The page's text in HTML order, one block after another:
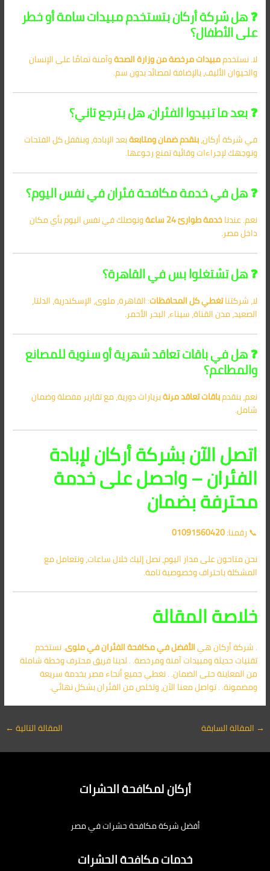
❓ هل شركة أركان بتستخدم مبيدات سامة أو خطر
على الأطفال؟
لا. نستخدممبيدات مرخصة من وزارة الصحةوآمنة تمامًا على الإنسان
والحيوان الأليف، بالإضافة لمصائد بدون سم.
❓ بعد ما تبيدوا الفئران، هل بترجع تاني؟
في شركة أركان،بنقدم ضمان ومتابعةبعد الإبادة، وبنقفل كل الفتحات
ونوجهك لإجراءات وقائية تمنع رجوعها.
❓ هل في خدمة مكافحة فئران في نفس اليوم؟
نعم. عندناخدمة طوارئ 24 ساعة
ونوصلك في نفس اليوم بأي مكان
داخل مصر.
❓ هل تشتغلوا بس في القاهرة؟
لا، شركتناتغطي كل المحافظات: القاهرة، ملوى، الإسكندرية، الدلتا،
الصعيد، مدن القناة، سيناء، البحر الأحمر.
❓ هل في باقات تعاقد شهرية أو سنوية للمصانع
والمطاعم؟
نعم، بنقدمباقات تعاقد مرنةبزيارات دورية، مع تقارير مفصلة وضمان
شامل.
اتصل الآن بشركة أركان لإبادة
الفئران – واحصل على خدمة
محترفة بضمان
📞 رقمنا:01091560420
نحن متاحون على مدار اليوم، نصل إليك خلال ساعات، ونتعامل مع
المشكلة باحتراف وخصوصية تامة.
خلاصة المقالة
. شركة أركان هيالأفضل فيمكافحة الفئران في ملوى. نستخدم
تقنيات حديثة ومبيدات آمنة ومرخصة. . لدينا فريق محترف وخطة شاملة
من المعاينة حتى الضمان. . نغطي جميع أنحاء مصر بخدمة سريعة
ومضمونة. . تواصل معنا الآن، وتخلص من الفئران بشكل نهائي.
→ المقالة السابقة المقالة التالية←
أركان لمكافحة الحشرات
أفضل شركة مكافحة حشرات في مصر
خدمات مكافحة الحشرات